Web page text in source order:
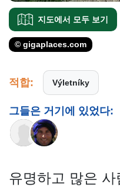
지도에서 모두 보기
© gigaplaces.com
적합: Výletníky
그들은 거기에 있었다:
유명하고 많은